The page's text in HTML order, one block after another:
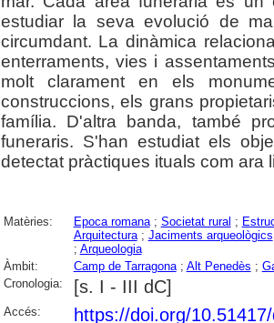
estudiar la seva evolució de
circumdant. La dinàmica
enterraments, vies i
molt clarament en els
construccions, els grans
família. D'altra banda, també
funeraris. S'han estudiat els
detectat pràctiques ituals com ara
Matèries: Epoca romana; Societat rural ;
Arquitectura; Jaciments arqueològics
; Arqueologia
Àmbit:
Camp de Tarragona; Alt Penedès ;
Cronologia:
[s. I - III dC]
Accés: https://doi.org/